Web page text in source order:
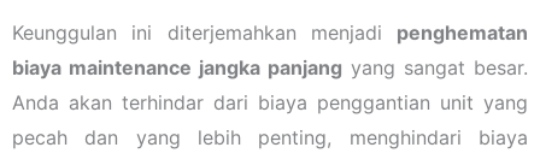
Keunggulan ini diterjemahkan menjadi penghematan
biaya maintenance jangka panjang yang sangat besar.
Anda akan terhindar dari biaya penggantian unit yang
pecah dan yang lebih penting, menghindari biaya